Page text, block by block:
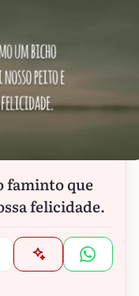
faminto que
felicidade.